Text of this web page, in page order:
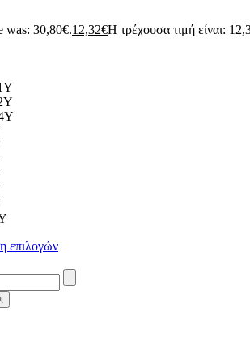
was: 30,80€.12,32€Η τρέχουσα τιμή είναι:
επιλογών